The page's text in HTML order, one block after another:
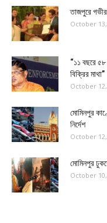
তাজপুরে
October
“১১ বছরে ৫৮
বিক্রির মাথা”
October
মোমিনপুর
নির্দেশ
October
মোমিনপুর
October